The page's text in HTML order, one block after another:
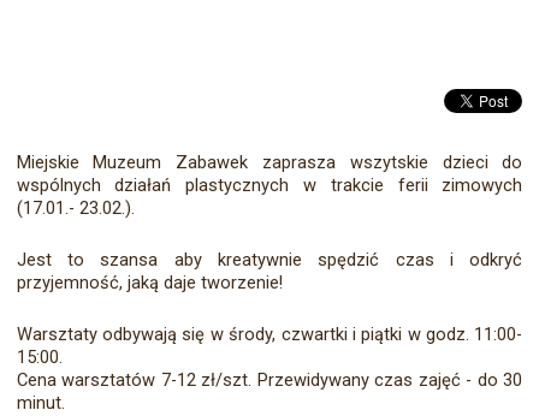
Miejskie Muzeum Zabawek zaprasza wszytskie dzieci do
wspólnych działań plastycznych w trakcie ferii zimowych
(17.01.- 23.02.).
Jest to szansa aby kreatywnie spędzić czas i odkryć
przyjemność, jaką daje tworzenie!
Warsztaty odbywają się w środy, czwartki i piątki w godz. 11:00-
15:00.
Cena warsztatów 7-12 zł/szt. Przewidywany czas zajęć - do 30
minut.